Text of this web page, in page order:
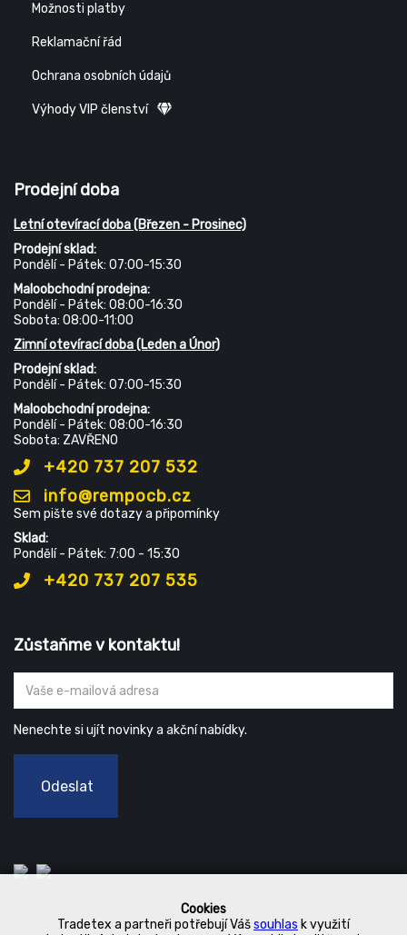
Cookies
Tradetex a partneři potřebují Vášsouhlas k využití
Možnosti platby
Reklamační řád
Ochrana osobních údajů
Výhody VIP členství
Prodejní doba
Letní otevírací doba (Březen - Prosinec)
Prodejní sklad:
Pondělí - Pátek: 07:00-15:30
Maloobchodní prodejna:
Pondělí - Pátek: 08:00-16:30
Sobota: 08:00-11:00
Zimní otevírací doba (Leden a Únor)
Prodejní sklad:
Pondělí - Pátek: 07:00-15:30
Maloobchodní prodejna:
Pondělí - Pátek: 08:00-16:30
Sobota: ZAVŘENO
+420 737 207 532
info@rempocb.cz
Sem pište své dotazy a připomínky
Sklad:
Pondělí - Pátek: 7:00 - 15:30
+420 737 207 535
Zůstaňme v kontaktu!
Nenechte si ujít novinky a akční nabídky.
Odeslat